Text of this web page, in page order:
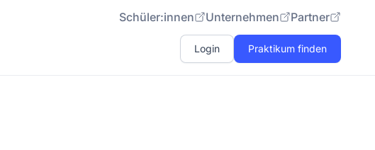
Schüler:innen Unternehmen Partner
Login Praktikum finden